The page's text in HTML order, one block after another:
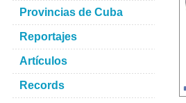
Provincias de Cuba
Reportajes
Artículos
Records